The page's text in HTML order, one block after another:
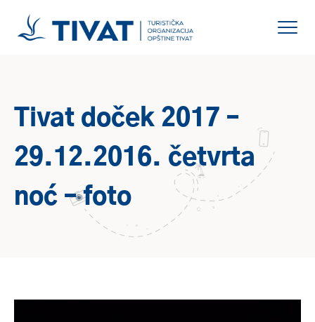
Tivat doček 2017 –
29.12.2016. četvrta
noć – foto